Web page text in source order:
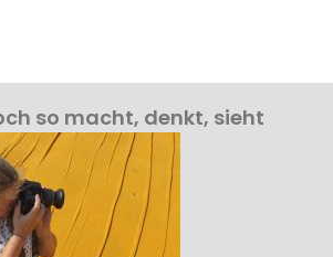
so macht, denkt, sieht